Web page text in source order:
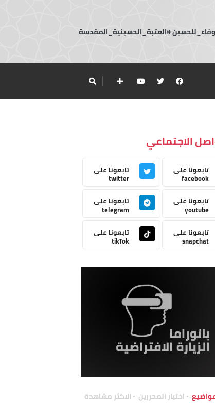
#العتبة_الحسينية_المقدسة
الاجتماعي
تابعونا على
facebook
تابعونا على
twitter
تابعونا على
youtube
تابعونا على
telegram
تابعونا على
snapchat
تابعونا على
tikTok
اختيار المحررين الاكثر مشاهدة